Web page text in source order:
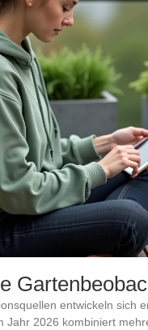
entwickeln sich
Jahr 2026 kombiniert